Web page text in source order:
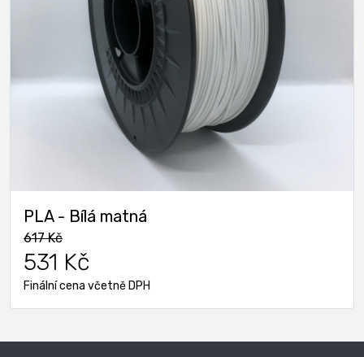
PLA - Bílá matná
617 Kč
531 Kč
Finální cena včetně DPH